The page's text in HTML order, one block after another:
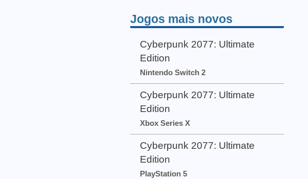
Jogos mais novos
Cyberpunk 2077: Ultimate
Edition
Nintendo Switch 2
Cyberpunk 2077: Ultimate
Edition
Xbox Series X
Cyberpunk 2077: Ultimate
Edition
PlayStation 5